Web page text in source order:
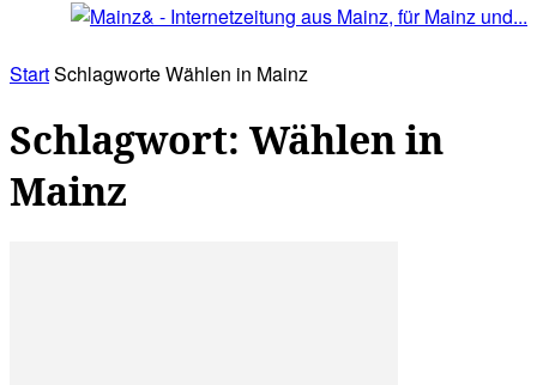
StartSchlagworteWählen in Mainz
Schlagwort: Wählen in
Mainz